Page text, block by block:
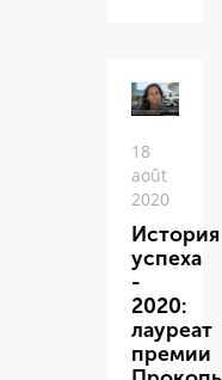
18
août
2020
История
успеха
-
2020:
лауреат
премии